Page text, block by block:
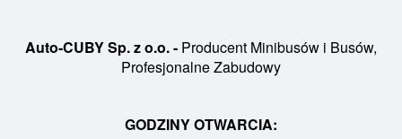
Auto-CUBY Sp. z o.o. - Producent Minibusów i Busów,
Profesjonalne Zabudowy
GODZINY OTWARCIA: